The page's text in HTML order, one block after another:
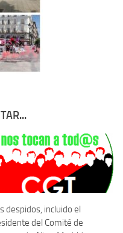
despidos, incluido el
del Comité de